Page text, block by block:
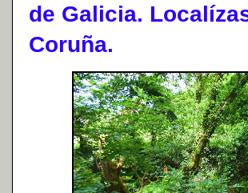
de Galicia.
Coruña.